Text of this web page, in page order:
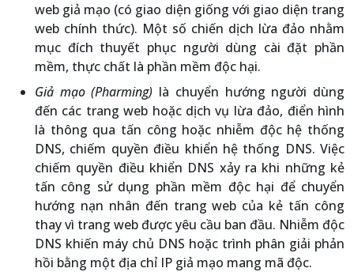
web giả mạo (có giao diện giống với giao diện trang
web chính thức). Một số chiến dịch lừa đảo nhằm
mục đích thuyết phục người dùng cài đặt phần
mềm, thực chất là phần mềm độc hại.
Giả mạo (Pharming) là chuyển hướng người dùng
đến các trang web hoặc dịch vụ lừa đảo, điển hình
là thông qua tấn công hoặc nhiễm độc hệ thống
DNS, chiếm quyền điều khiển hệ thống DNS. Việc
chiếm quyền điều khiển DNS xảy ra khi những kẻ
tấn công sử dụng phần mềm độc hại để chuyển
hướng nạn nhân đến trang web của kẻ tấn công
thay vì trang web được yêu cầu ban đầu. Nhiễm độc
DNS khiến máy chủ DNS hoặc trình phân giải phản
hồi bằng một địa chỉ IP giả mạo mang mã độc.